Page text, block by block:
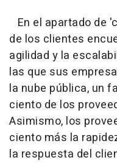
En el apartado de
de los clientes
agilidad y la
las que sus
la nube pública, un
ciento de los
Asimismo, los
ciento más la
la respuesta del